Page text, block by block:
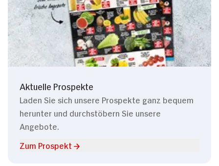
Aktuelle Prospekte
Laden Sie sich unsere Prospekte ganz bequem
herunter und durchstöbern Sie unsere
Angebote.
Zum Prospekt